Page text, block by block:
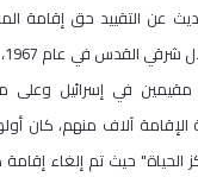
عن التقييد حق إقامة
مقيمين في إسرائيل وعلى
آلاف منهم، كان
الحياة" حيث تم إلغاء